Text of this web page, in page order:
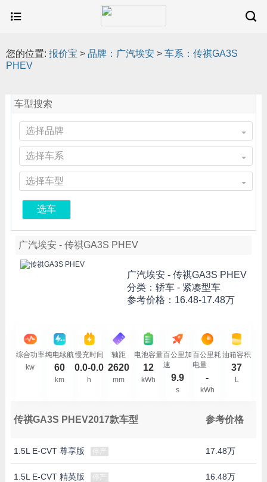
您的位置: 报价宝 > 品牌：广汽埃安 > 车系：传祺GA3S
PHEV
车型搜索
选择品牌
选择车系
选择车型
选车
广汽埃安 - 传祺GA3S PHEV
广汽埃安 - 传祺GA3S PHEV
分类：轿车 - 紧凑型车
参考价格： 16.48-17.48万
综合功率
kw
纯电续航
60
km
慢充时间
0.0-0.0
h
轴距
2620
mm
电池容量
12
kWh
百公里加
速
9.9
s
百公里耗
电量
-
kWh
油箱容积
37
L
传祺GA3S PHEV2017款车型 参考价格
1.5L E-CVT 尊享版 停产 17.48万
1.5L E-CVT 精英版 停产 16.48万